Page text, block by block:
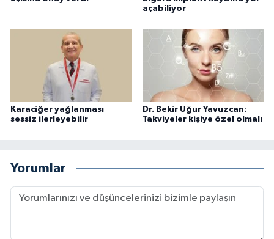
açabiliyor
Karaciğer yağlanması
sessiz ilerleyebilir
Dr. Bekir Uğur Yavuzcan:
Takviyeler kişiye özel olmalı
Yorumlar